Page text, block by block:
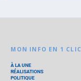
MON INFO EN 1 CLIC
À LA UNE
RÉALISATIONS
POLITIQUE